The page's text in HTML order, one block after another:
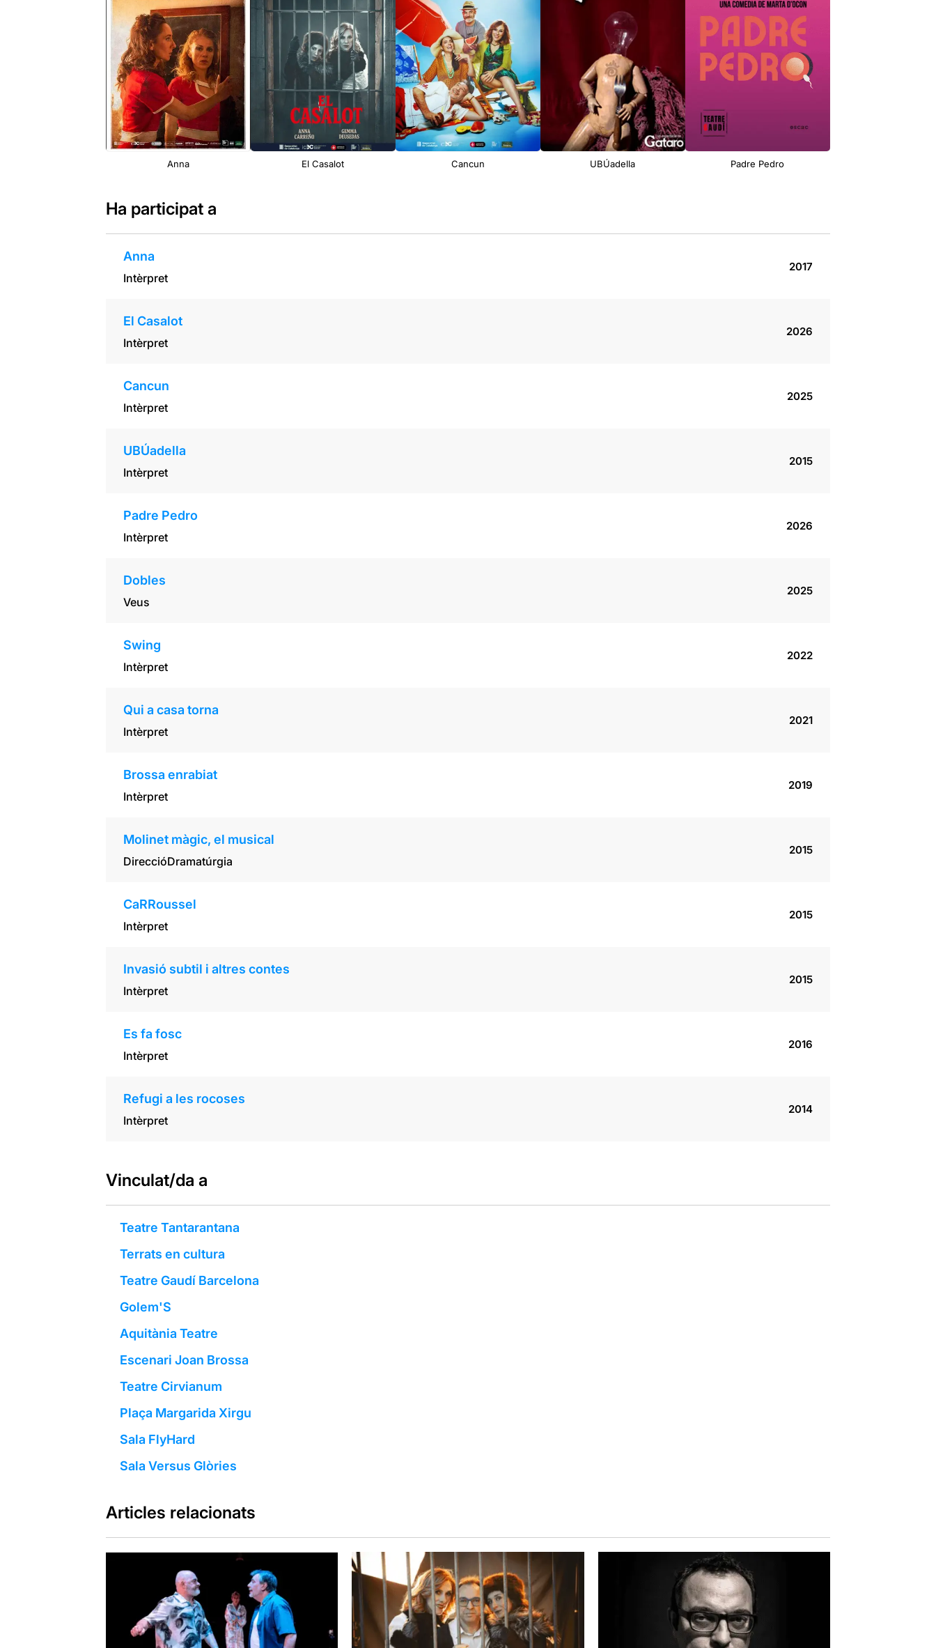
Anna El Casalot Cancun UBÚadella Padre Pedro
Ha participat a
Anna
Intèrpret
2017
El Casalot
Intèrpret
2026
Cancun
Intèrpret
2025
UBÚadella
Intèrpret
2015
Padre Pedro
Intèrpret
2026
Dobles
Veus
2025
Swing
Intèrpret
2022
Qui a casa torna
Intèrpret
2021
Brossa enrabiat
Intèrpret
2019
Molinet màgic, el musical
DireccióDramatúrgia
2015
CaRRoussel
Intèrpret
2015
Invasió subtil i altres contes
Intèrpret
2015
Es fa fosc
Intèrpret
2016
Refugi a les rocoses
Intèrpret
2014
Vinculat/da a
Teatre Tantarantana
Terrats en cultura
Teatre Gaudí Barcelona
Golem'S
Aquitània Teatre
Escenari Joan Brossa
Teatre Cirvianum
Plaça Margarida Xirgu
Sala FlyHard
Sala Versus Glòries
Articles relacionats